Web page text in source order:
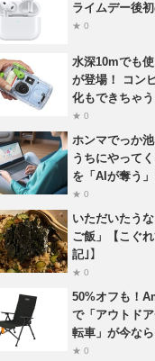
ライムデー後
★ 0
水深10mでも使
が登場！ コン
化もできちゃう
★ 0
ホンマでっか
うちにやって
を「AIが奪う」
★ 0
いただいたう
ご飯」【こぐ
記｣】
★ 0
50%オフも！
で「アウトド
転車」が今な
★ 0